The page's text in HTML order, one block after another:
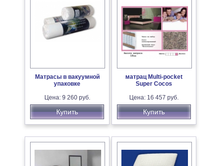
Матрасы в вакуумной
упаковке
Цена: 9 260 руб.
Купить
матрац Multi-pocket
Super Cocos
Цена: 16 457 руб.
Купить